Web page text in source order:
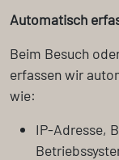
Automatisch
Beim Besuch
erfassen wir
wie:
IP-Adresse,